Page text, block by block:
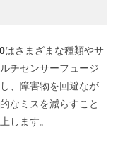
はさまざまな種類やサ
チセンサーフュージ
、障害物を回避なが
なミスを減らすこと
します。